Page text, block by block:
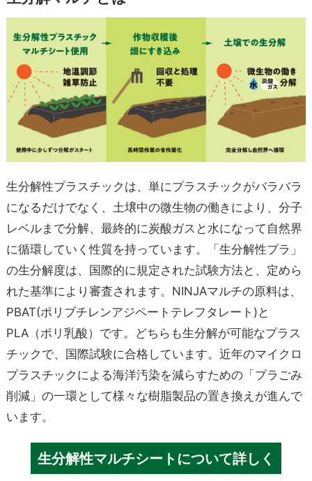
生分解性プラスチックは、単にプラスチックがバラバラ
になるだけでなく、土壌中の微生物の働きにより、分子
レベルまで分解、最終的に炭酸ガスと水になって自然界
に循環していく性質を持っています。「生分解性プラ」
の生分解度は、国際的に規定された試験方法と、定めら
れた基準により審査されます。NINJAマルチの原料は、
PBAT(ポリブチレンアジペートテレフタレート)と
PLA（ポリ乳酸）です。どちらも生分解が可能なプラス
チックで、国際試験に合格しています。近年のマイクロ
プラスチックによる海洋汚染を減らすための「プラごみ
削減」の一環として様々な樹脂製品の置き換えが進んで
います。
生分解性マルチシートについて詳しく